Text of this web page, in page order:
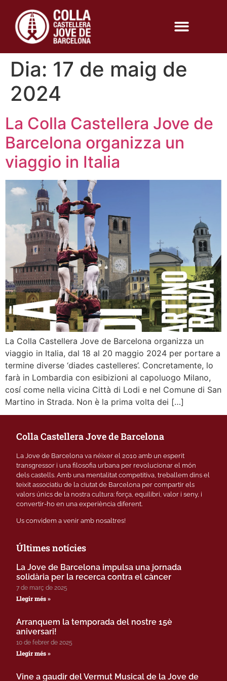
Dia: 17 de maig de
2024
La Colla Castellera Jove de
Barcelona organizza un
viaggio in Italia
La Colla Castellera Jove de Barcelona organizza un
viaggio in Italia, dal 18 al 20 maggio 2024 per portare a
termine diverse ‘diades castelleres’. Concretamente, lo
farà in Lombardia con esibizioni al capoluogo Milano,
cosí come nella vicina Città di Lodi e nel Comune di San
Martino in Strada. Non è la prima volta dei […]
Colla Castellera Jove de Barcelona
La Jove de Barcelona va néixer el 2010 amb un esperit
transgressor i una filosofia urbana per revolucionar el món
dels castells. Amb una mentalitat competitiva, treballem dins el
teixit associatiu de la ciutat de Barcelona per compartir els
valors únics de la nostra cultura: força, equilibri, valor i seny, i
convertir-ho en una experiència diferent.
Us convidem a venir amb nosaltres!
Últimes notícies
La Jove de Barcelona impulsa una jornada
solidària per la recerca contra el càncer
7 de març de 2025
Llegir més »
Arranquem la temporada del nostre 15è
aniversari!
10 de febrer de 2025
Llegir més »
Vine a gaudir del Vermut Musical de la Jove de